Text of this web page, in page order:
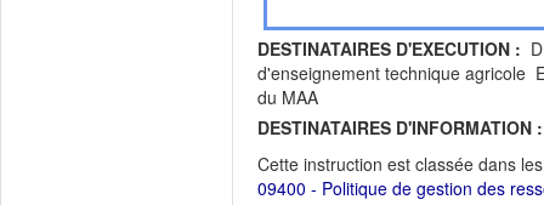
DESTINATAIRES D'EXECUTION :
d'enseignement technique agricole
du MAA
DESTINATAIRES D'INFORMATION :
Cette instruction est classée dans
09400 - Politique de gestion des